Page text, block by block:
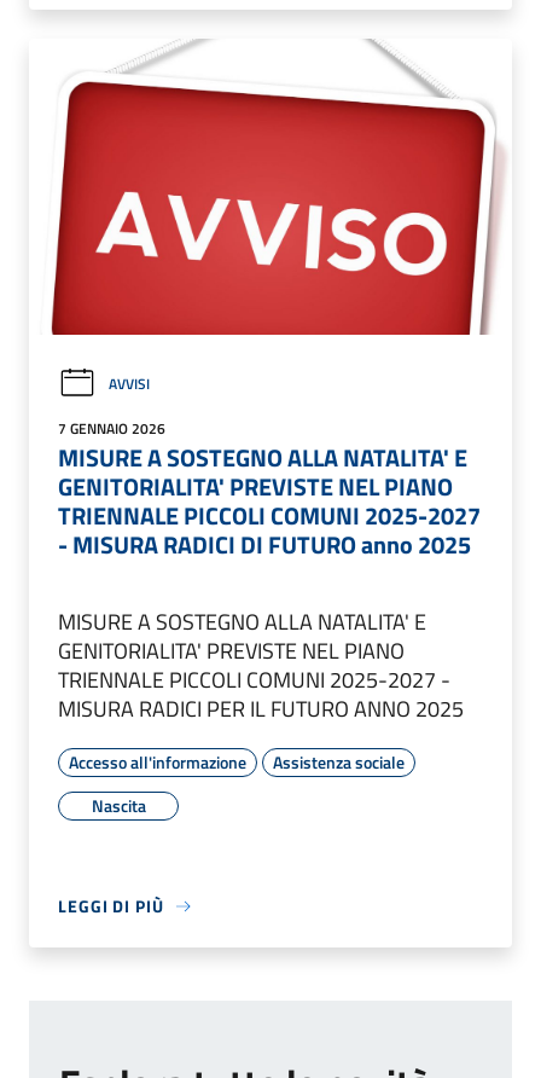
AVVISI
7 GENNAIO 2026
MISURE A SOSTEGNO ALLA NATALITA' E
GENITORIALITA' PREVISTE NEL PIANO
TRIENNALE PICCOLI COMUNI 2025-2027
- MISURA RADICI DI FUTURO anno 2025
MISURE A SOSTEGNO ALLA NATALITA' E
GENITORIALITA' PREVISTE NEL PIANO
TRIENNALE PICCOLI COMUNI 2025-2027 -
MISURA RADICI PER IL FUTURO ANNO 2025
Accesso all'informazione
Assistenza sociale
Nascita
LEGGI DI PIÙ